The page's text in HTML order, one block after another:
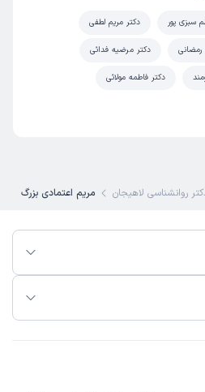
سبزی پور دکتر مریم لطفی
رمضانی دکتر مرضیه فدائی
دکتر فاطمه مولائی
روانشناسی لاهیجان مریم اعتمادی بزرگ